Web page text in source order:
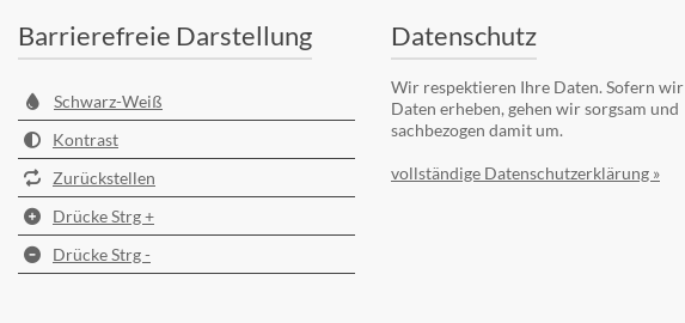
Barrierefreie Darstellung
Schwarz-Weiß
Kontrast
Zurückstellen
Drücke Strg +
Drücke Strg -
Datenschutz
Wir respektieren Ihre Daten. Sofern wir
Daten erheben, gehen wir sorgsam und
sachbezogen damit um.
vollständige Datenschutzerklärung »